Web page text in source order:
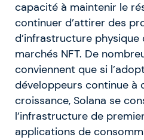
capacité à maintenir le
continuer d’attirer des
d’infrastructure
marchés NFT. De
conviennent que si
développeurs continue à
croissance, Solana se
l’infrastructure de
applications de